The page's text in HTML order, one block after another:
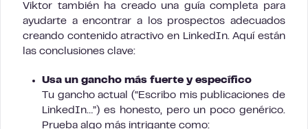
Viktor también ha creado una guía completa para
ayudarte a encontrar a los prospectos adecuados
creando contenido atractivo en LinkedIn. Aquí están
las conclusiones clave:
Usa un gancho más fuerte y específico
Tu gancho actual (“Escribo mis publicaciones de
LinkedIn…”) es honesto, pero un poco genérico.
Prueba algo más intrigante como: